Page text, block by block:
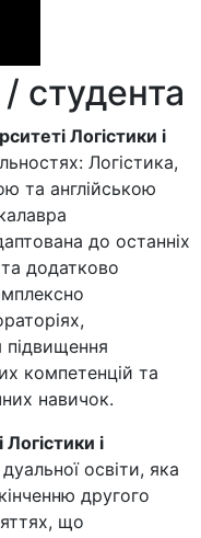
/ студента
Логістики і
Логістика,
та англійською
до останніх
додатково
підвищення
компетенцій та
навичок.
і
освіти, яка
другого
що